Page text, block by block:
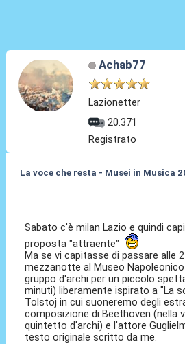
Achab77
Lazionetter
20.371
Registrato
La voce che resta - Musei in Musica
Sabato c'è milan Lazio e quindi
proposta "attraente"
Ma se vi capitasse di passare alle
mezzanotte al Museo
gruppo d'archi per un piccolo
minuti) liberamente ispirato a "La
Tolstoj in cui suoneremo degli
composizione di Beethoven (nella
quintetto d'archi) e l'attore
testo originale scritto da me.